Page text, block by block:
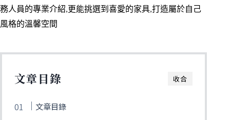
務人員的專業介紹,更能挑選到喜愛的家具,打造屬於自己
風格的溫馨空間
收合
文章目錄
文章目錄